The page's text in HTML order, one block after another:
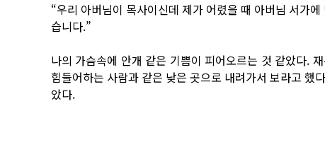
“우리 아버님이 목사이신데 제가 어렸을 때 아버님 서가
습니다.”
나의 가슴속에 안개 같은 기쁨이 피어오르는 것 같았다.
힘들어하는 사람과 같은 낮은 곳으로 내려가서 보라고 했
았다.